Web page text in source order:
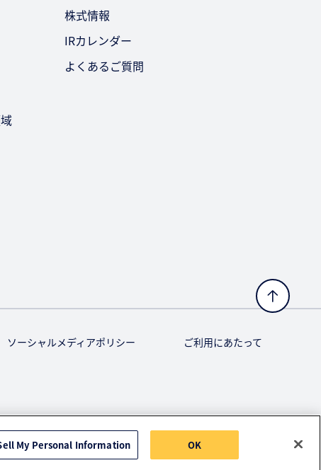
株式情報
IRカレンダー
よくあるご質問
ソーシャルメディアポリシー ご利用にあたって
My Personal Information OK